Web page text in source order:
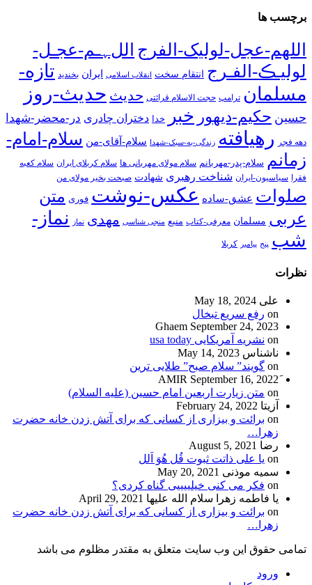
برچسب ها
اللهم-عجل-لولیک-الفرج اللﮩـم-عجـل-
لولیـڪ-الفـرج انتقام سخت انقلاب اسلامی ایران بخندید تازه-
مسلمان ترامپ حجت الاسلام قرائتی حدیث حدیث-روز
حسین حکیم-دیهور خبر خدا دختران چادری در-محضر-شهدا
دهه فجر رهیافته زندگی-به-سبک-شهدا سلام-آقای-من سلام-امام-
زمانم سلام-پدر-مهربانم سلام مولای مهربانی ها سلام کربلای ایران سلام کعبه
فقرا سیاسیون-ایران شناخت رهبری شهادت صبحت بخیر مولای من
صلوات عشق-ساده عکس-نوشت فوری متن
عربی مسلمان معرفی-کتاب منبع منجی شناسی مهدی نماز
نماز-
شب پنج پیامبر کربلا
نظرات
علی May 18, 2024
on رفع سریع تبخال
Ghaem September 24, 2023
on نشریه آمریکایی usa today
ناشناس May 14, 2023
on گویند” سلام صبح” طلایی ترین
September 16, 2022
on متن زیارت اربعین امام حسین (علیه السلام)
آزیتا February 24, 2022
on برائت و بیزاری از کسانی که برای آتش زدن خانه حضرت
زهرا…
رضا August 5, 2021
on یا علی ذاتت ثبوت قُل هُوَ اَلل
سمیه موذنی May 20, 2021
on فکر می کنی خیلییییی گناه کردی؟
یا فاطمه زهرا سلام الله علیها April 29, 2021
on برائت و بیزاری از کسانی که برای آتش زدن خانه حضرت
زهرا…
تمامی حقوق این وب سایت متعلق به مقتدر مظلوم می باشد
ورود